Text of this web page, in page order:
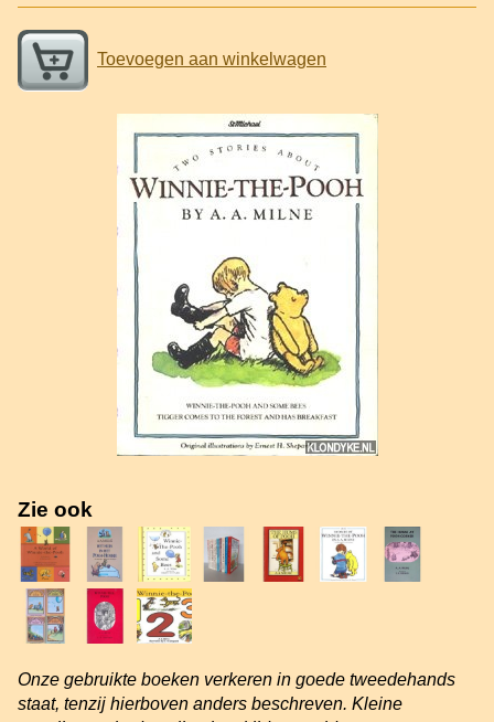
Toevoegen aan winkelwagen
Zie ook
Onze gebruikte boeken verkeren in goede tweedehands
staat, tenzij hierboven anders beschreven. Kleine